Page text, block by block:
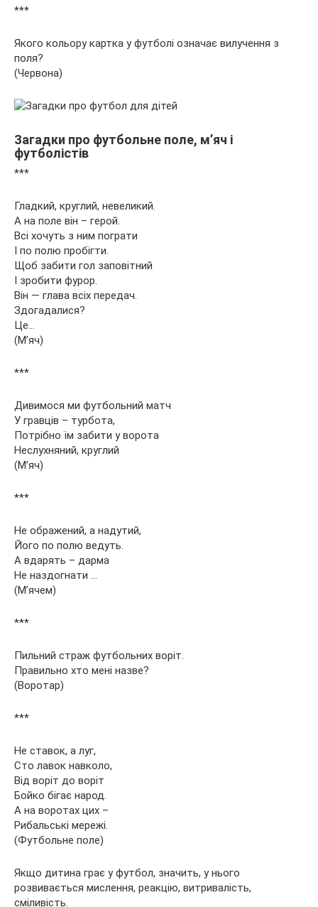
***
Якого кольору картка у футболі означає вилучення з
поля?
(Червона)
Загадки про футбольне поле, м’яч і
футболістів
***
Гладкий, круглий, невеликий.
А на поле він – герой.
Всі хочуть з ним пограти
І по полю пробігти.
Щоб забити гол заповітний
І зробити фурор.
Він — глава всіх передач.
Здогадалися?
Це…
(М’яч)
***
Дивимося ми футбольний матч
У гравців – турбота,
Потрібно їм забити у ворота
Неслухняний, круглий
(М’яч)
***
Не ображений, а надутий,
Його по полю ведуть.
А вдарять – дарма
Не наздогнати …
(М’ячем)
***
Пильний страж футбольних воріт.
Правильно хто мені назве?
(Воротар)
***
Не ставок, а луг,
Сто лавок навколо,
Від воріт до воріт
Бойко бігає народ.
А на воротах цих –
Рибальські мережі.
(Футбольне поле)
Якщо дитина грає у футбол, значить, у нього
розвивається мислення, реакцію, витривалість,
сміливість.